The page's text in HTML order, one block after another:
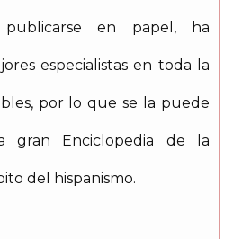
en papel, ha
especialistas en toda la
por lo que se la puede
gran Enciclopedia de la
del hispanismo.